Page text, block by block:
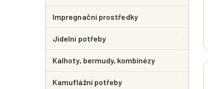
Impregnační prostředky
Jídelní potřeby
Kalhoty, bermudy, kombinézy
Kamuflážní potřeby